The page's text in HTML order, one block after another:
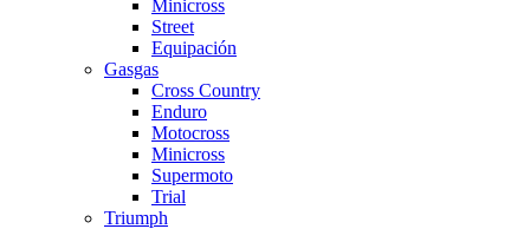
Minicross
Street
Equipación
Gasgas
Cross Country
Enduro
Motocross
Minicross
Supermoto
Trial
Triumph